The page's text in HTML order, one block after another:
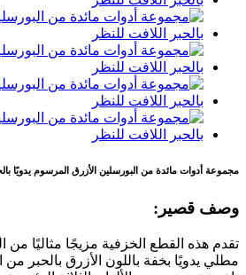
مجموعة أدوات مائدة من البورسلين الأزرق المرسوم يدويًا
وصف قصير:
تقدم هذه القطع الخزفية مزيجًا مثاليًا من
مطلي يدويًا بخفة باللون الأزرق بالحبر